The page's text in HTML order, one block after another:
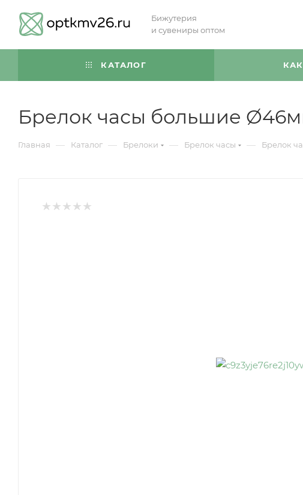
Бижутерия
и сувениры оптом
КАТАЛОГ
Брелок часы большие
Главная — Каталог — Брелоки — Брелок часы — Брелок